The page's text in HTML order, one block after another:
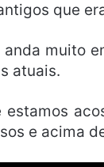
que
muito
atuais.
estamos
e acima